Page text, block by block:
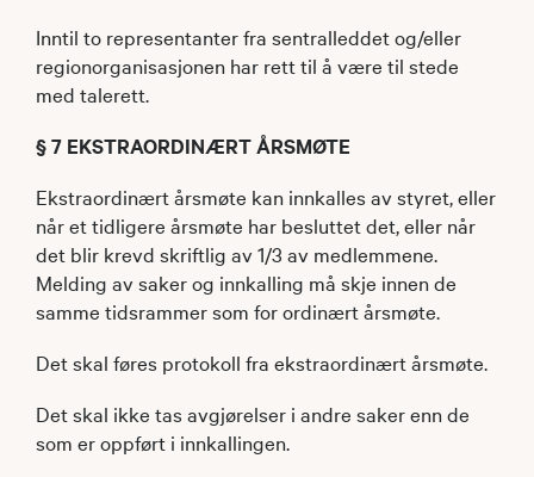
Inntil to representanter fra sentralleddet og/eller
regionorganisasjonen har rett til å være til stede
med talerett.
§ 7 EKSTRAORDINÆRT ÅRSMØTE
Ekstraordinært årsmøte kan innkalles av styret, eller
når et tidligere årsmøte har besluttet det, eller når
det blir krevd skriftlig av 1/3 av medlemmene.
Melding av saker og innkalling må skje innen de
samme tidsrammer som for ordinært årsmøte.
Det skal føres protokoll fra ekstraordinært årsmøte.
Det skal ikke tas avgjørelser i andre saker enn de
som er oppført i innkallingen.